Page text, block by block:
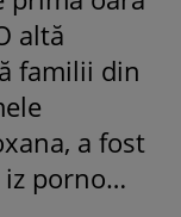
altă
familii din
a fost
iz porno…